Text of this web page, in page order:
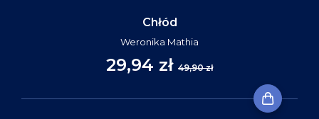
Chłód
Weronika Mathia
29,94 zł 49,90 zł